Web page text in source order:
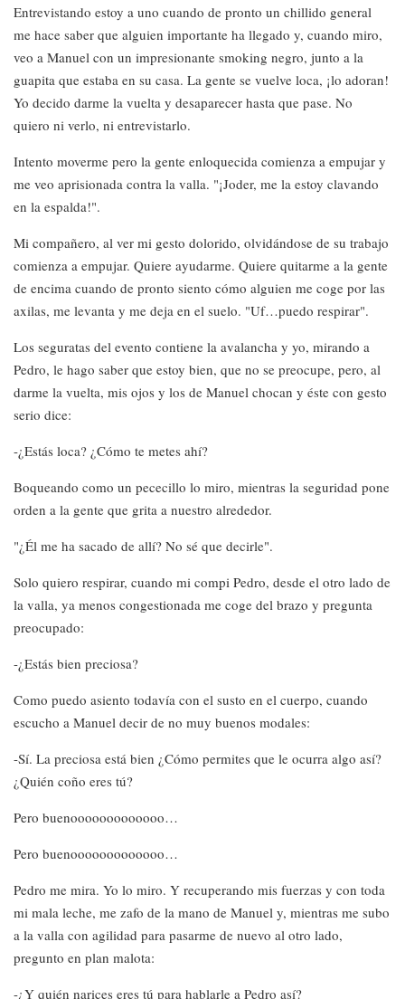
Entrevistando estoy a uno cuando de pronto un chillido general
me hace saber que alguien importante ha llegado y, cuando miro,
veo a Manuel con un impresionante smoking negro, junto a la
guapita que estaba en su casa. La gente se vuelve loca, ¡lo adoran!
Yo decido darme la vuelta y desaparecer hasta que pase. No
quiero ni verlo, ni entrevistarlo.
Intento moverme pero la gente enloquecida comienza a empujar y
me veo aprisionada contra la valla. "¡Joder, me la estoy clavando
en la espalda!".
Mi compañero, al ver mi gesto dolorido, olvidándose de su trabajo
comienza a empujar. Quiere ayudarme. Quiere quitarme a la gente
de encima cuando de pronto siento cómo alguien me coge por las
axilas, me levanta y me deja en el suelo. "Uf…puedo respirar".
Los seguratas del evento contiene la avalancha y yo, mirando a
Pedro, le hago saber que estoy bien, que no se preocupe, pero, al
darme la vuelta, mis ojos y los de Manuel chocan y éste con gesto
serio dice:
-¿Estás loca? ¿Cómo te metes ahí?
Boqueando como un pececillo lo miro, mientras la seguridad pone
orden a la gente que grita a nuestro alrededor.
"¿Él me ha sacado de allí? No sé que decirle".
Solo quiero respirar, cuando mi compi Pedro, desde el otro lado de
la valla, ya menos congestionada me coge del brazo y pregunta
preocupado:
-¿Estás bien preciosa?
Como puedo asiento todavía con el susto en el cuerpo, cuando
escucho a Manuel decir de no muy buenos modales:
-Sí. La preciosa está bien ¿Cómo permites que le ocurra algo así?
¿Quién coño eres tú?
Pero buenooooooooooooo…
Pero buenooooooooooooo…
Pedro me mira. Yo lo miro. Y recuperando mis fuerzas y con toda
mi mala leche, me zafo de la mano de Manuel y, mientras me subo
a la valla con agilidad para pasarme de nuevo al otro lado,
pregunto en plan malota:
-¿Y quién narices eres tú para hablarle a Pedro así?